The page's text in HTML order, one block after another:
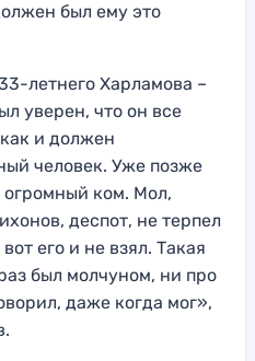
был ему это
летнего Харламова –
уверен, что он все
и должен
человек. Уже позже
огромный ком. Мол,
деспот, не терпел
его и не взял. Такая
был молчуном, ни про
даже когда мог»,